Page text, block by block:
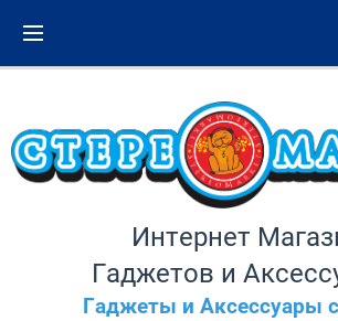
Интернет
Гаджетов и
Гаджеты и Аксессуары